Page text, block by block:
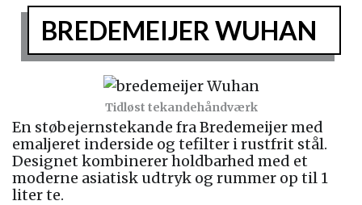
Tidløst tekandehåndværk
BREDEMEIJER WUHAN
En støbejernstekande fra Bredemeijer med
emaljeret inderside og tefilter i rustfrit stål.
Designet kombinerer holdbarhed med et
moderne asiatisk udtryk og rummer op til 1
liter te.